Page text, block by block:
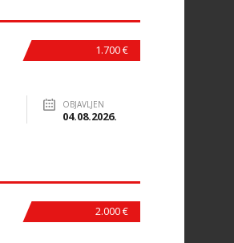
1.700 €
OBJAVLJEN
04.08.2026.
2.000 €